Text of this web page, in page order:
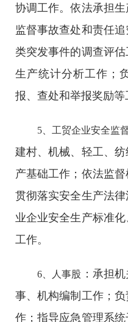
协调工作。依法承担生
监督事故查处和责任
类突发事件的调查评
生产统计分析工作；
报、查处和举报奖励等
5、工贸企业安全监
建村、机械、轻工、
产基础工作；依法监
贯彻落实安全生产法
业企业安全生产标准
工作。
6、人事股 ：承担
事、机构编制工作；
作；指导应急管理系